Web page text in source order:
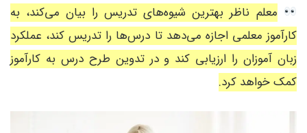
معلم ناظر بهترین شیوه‌های تدریس را بیان می‌کند، به
کارآموز معلمی اجازه می‌دهد تا درس‌ها را تدریس کند، عملکرد
زبان آموزان را ارزیابی کند و در تدوین طرح درس به کارآموز
کمک خواهد کرد.